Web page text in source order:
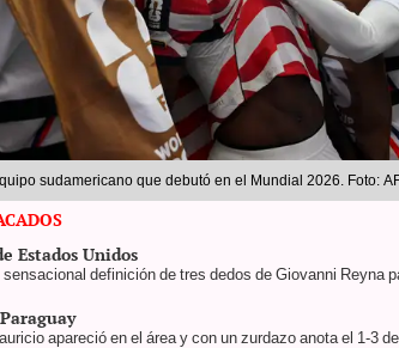
sudamericano que debutó en el Mundial 2026. Foto:
Estados Unidos
sensacional definición de tres dedos de Giovanni Reyna
apareció en el área y con un zurdazo anota el 1-3